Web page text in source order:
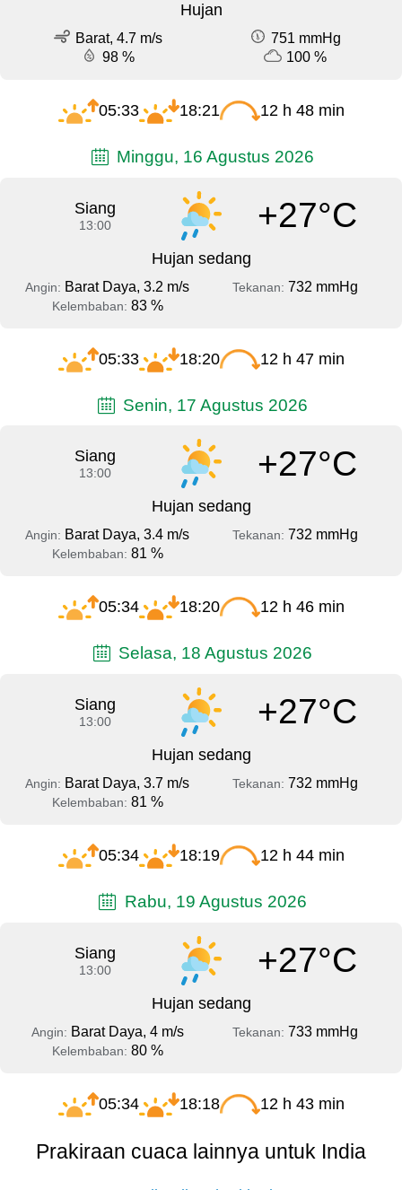
Hujan
Barat, 4.7 m/s
751 mmHg
98 %
100 %
05:33 18:21 12 h 48 min
Minggu, 16 Agustus 2026
Siang
13:00 +27°C
Hujan sedang
Angin: Barat Daya, 3.2 m/s Tekanan: 732 mmHg
Kelembaban: 83 %
05:33 18:20 12 h 47 min
Senin, 17 Agustus 2026
Siang
13:00 +27°C
Hujan sedang
Angin: Barat Daya, 3.4 m/s Tekanan: 732 mmHg
Kelembaban: 81 %
05:34 18:20 12 h 46 min
Selasa, 18 Agustus 2026
Siang
13:00 +27°C
Hujan sedang
Angin: Barat Daya, 3.7 m/s Tekanan: 732 mmHg
Kelembaban: 81 %
05:34 18:19 12 h 44 min
Rabu, 19 Agustus 2026
Siang
13:00 +27°C
Hujan sedang
Angin: Barat Daya, 4 m/s Tekanan: 733 mmHg
Kelembaban: 80 %
05:34 18:18 12 h 43 min
Prakiraan cuaca lainnya untuk India